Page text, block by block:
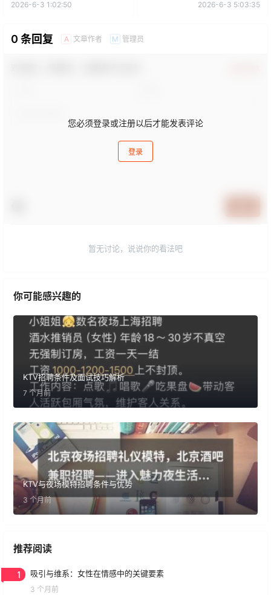
2026-6-3 1:02:50 2026-6-3 5:03:35
0 条回复 A 文章作者 M 管理员
您必须登录或注册以后才能发表评论
登录
暂无讨论，说说你的看法吧
你可能感兴趣的
KTV招聘条件及面试技巧解析
7 个月前
KTV与夜场模特招聘条件与优势
3 个月前
推荐阅读
1 吸引与维系：女性在情感中的关键要素
3 个月前